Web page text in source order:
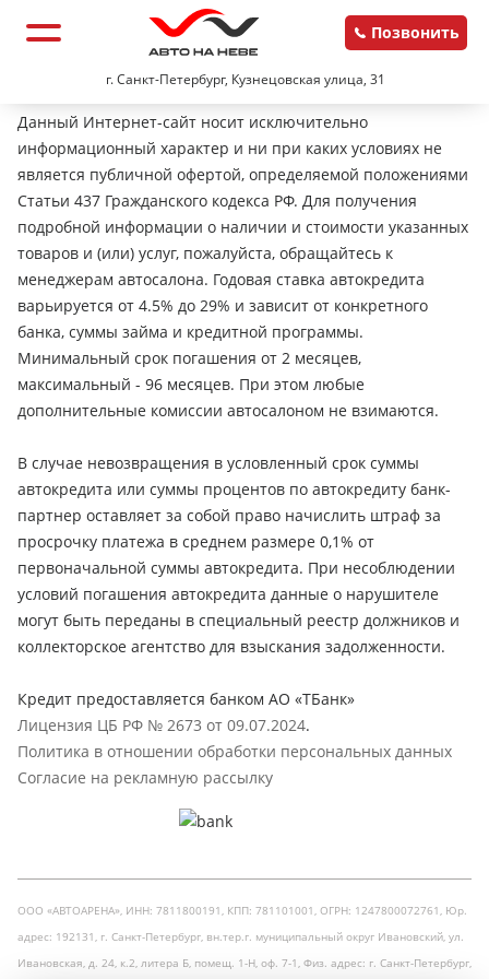
г. Санкт-Петербург, Кузнецовская улица, 31
Позвонить
Данный Интернет-сайт носит исключительно
информационный характер и ни при каких условиях не
является публичной офертой, определяемой положениями
Статьи 437 Гражданского кодекса РФ. Для получения
подробной информации о наличии и стоимости указанных
товаров и (или) услуг, пожалуйста, обращайтесь к
менеджерам автосалона. Годовая ставка автокредита
варьируется от 4.5% до 29% и зависит от конкретного
банка, суммы займа и кредитной программы.
Минимальный срок погашения от 2 месяцев,
максимальный - 96 месяцев. При этом любые
дополнительные комиссии автосалоном не взимаются.
В случае невозвращения в условленный срок суммы
автокредита или суммы процентов по автокредиту банк-
партнер оставляет за собой право начислить штраф за
просрочку платежа в среднем размере 0,1% от
первоначальной суммы автокредита. При несоблюдении
условий погашения автокредита данные о нарушителе
могут быть переданы в специальный реестр должников и
коллекторское агентство для взыскания задолженности.
Кредит предоставляется банком АО «ТБанк»
Лицензия ЦБ РФ № 2673 от 09.07.2024.
Политика в отношении обработки персональных данных
Согласие на рекламную рассылку
ООО «АВТОАРЕНА», ИНН: 7811800191, КПП: 781101001, ОГРН: 1247800072761, Юр.
адрес: 192131, г. Санкт-Петербург, вн.тер.г. муниципальный округ Ивановский, ул.
Ивановская, д. 24, к.2, литера Б, помещ. 1-Н, оф. 7-1, Физ. адрес: г. Санкт-Петербург,